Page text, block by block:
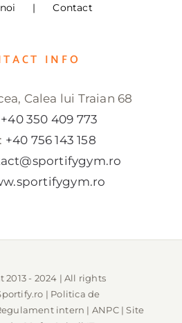
Contact
INFO
Calea lui Traian 68
+40 350 409 773
+40 756 143 158
2013 - 2024 | All rights
| Politica de
intern | ANPC| Site